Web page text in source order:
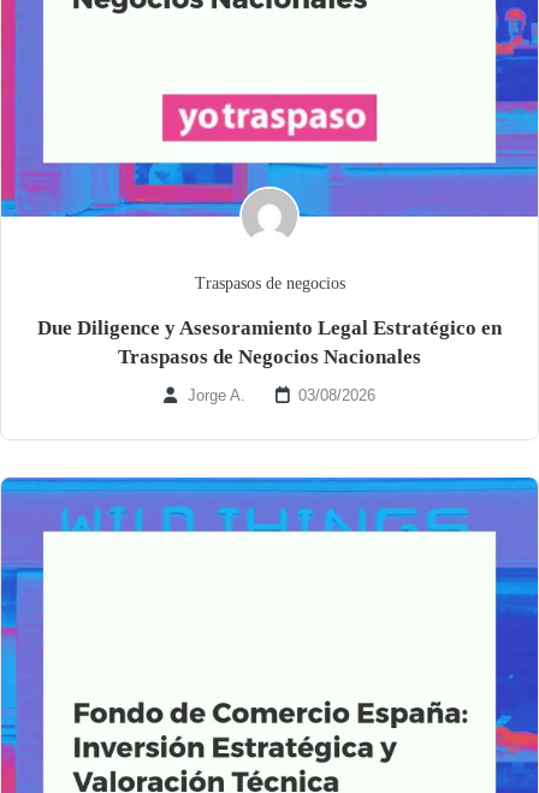
Traspasos de negocios
Due Diligence y Asesoramiento Legal Estratégico en
Traspasos de Negocios Nacionales
Jorge A. 03/08/2026